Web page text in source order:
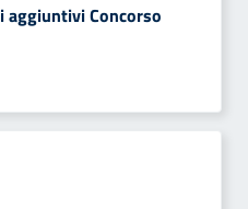
aggiuntivi Concorso